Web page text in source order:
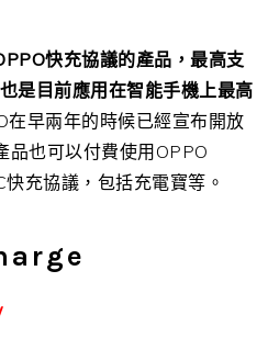
快充協議的產品，最高支
是目前應用在智能手機上最高
在早兩年的時候已經宣布開放
品也可以付費使用OPPO
充協議，包括充電寶等。